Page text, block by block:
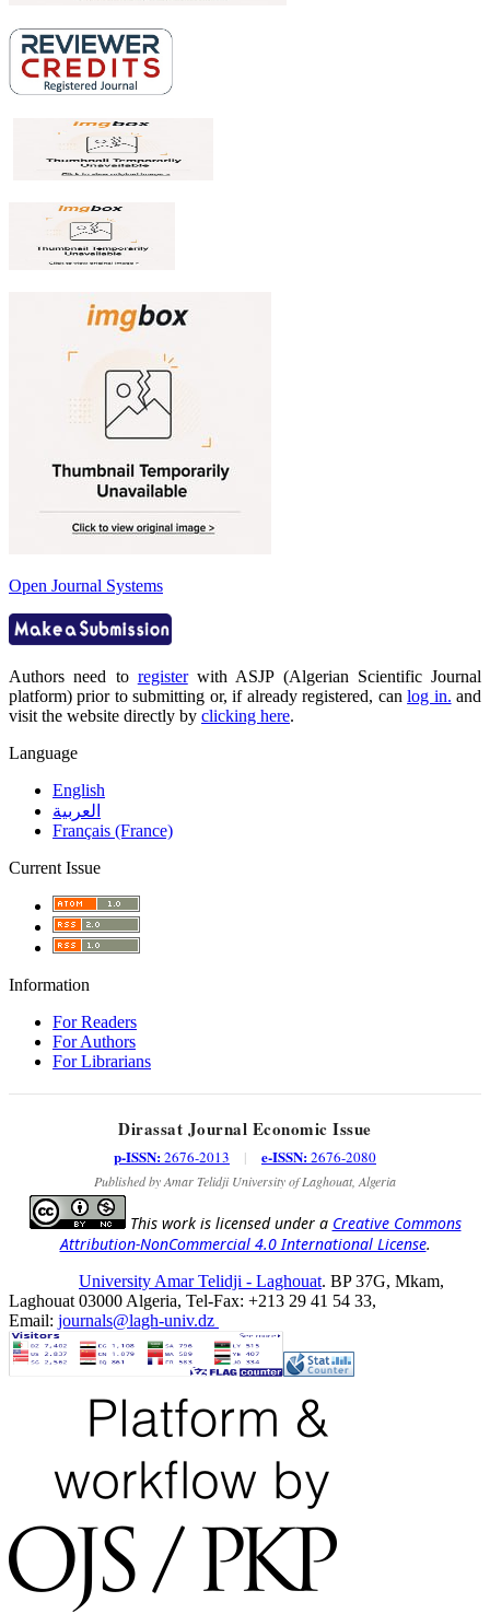
Open Journal Systems
Authors need to registerwith ASJP (Algerian Scientific Journal
platform) prior to submitting or, if already registered, canlog in. and
visit the website directly by clicking here.
Language
English
العربية
Français (France)
Current Issue
Information
For Readers
For Authors
For Librarians
Dirassat Journal Economic Issue
p-ISSN:2676-2013 | e-ISSN:2676-2080
Published by Amar Telidji University of Laghouat, Algeria
This work is licensed under a Creative Commons
Attribution-NonCommercial 4.0 International License.
University Amar Telidji - Laghouat. BP 37G, Mkam,
Laghouat 03000 Algeria, Tel-Fax: +213 29 41 54 33,
Email: journals@lagh-univ.dz